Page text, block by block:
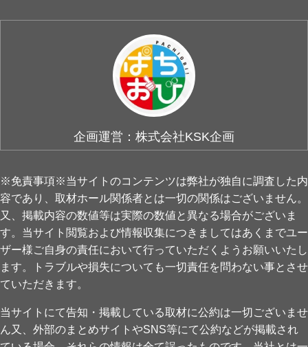
企画運営：株式会社KSK企画
※免責事項※当サイトのコンテンツは弊社が独自に調査した内
容であり、取材ホール関係者とは一切の関係はございません。
又、掲載内容の数値等は実際の数値と異なる場合がございま
す。当サイト閲覧および情報収集につきましてはあくまでユー
ザー様ご自身の責任において行っていただくようお願いいたし
ます。トラブルや損失についても一切責任を問わない事とさせ
ていただきます。
当サイトにて告知・掲載している取材に公約は一切ございませ
ん又、外部のまとめサイトやSNS等にて公約などが掲載され